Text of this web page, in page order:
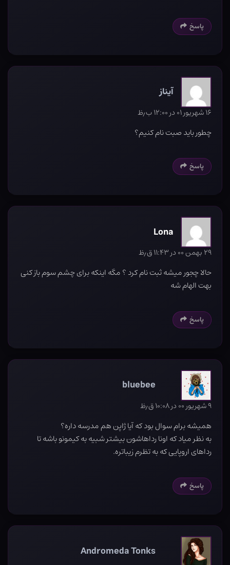
پاسخ
آیناز
۱۶ شهریور ۰۱ در ۱۲:۰۰ ب٫ظ
چطور باید صبت نام کنیم؟
پاسخ
Lona
۲۹ بهمن ۰۰ در ۱۱:۴۳ ق٫ظ
حالا چجور میشه ثبت نام کرد ؟ مگه اینکه برای چشم سوم باز کنی
بهت الهام شه
پاسخ
bluebee
۹ شهریور ۰۰ در ۱۰:۰۸ ق٫ظ
همیشه برام سوال بود که آیا ژاپن هم مدرسه داره؟
به نظر میاد که اونا رداهاشون بیشتر شبیه به کیمونو باشه تا
رداهای اروپایی که به تظرم زیباتره.
پاسخ
Andromeda Tonks